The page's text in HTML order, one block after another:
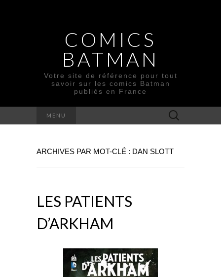
COMICS
BATMAN
Votre site de référence pour tout
savoir sur les comics Batman
publiés en France
MENU Rechercher :
ARCHIVES PAR MOT-CLÉ : DAN SLOTT
LES PATIENTS
D’ARKHAM